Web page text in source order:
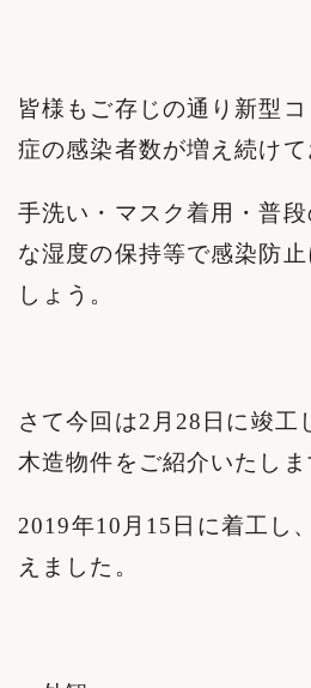
皆様もご存じの通り新型
症の感染者数が増え続けて
手洗い・マスク着用・普
な湿度の保持等で感染防
しょう。
さて今回は2月28日に竣工
木造物件をご紹介いたしま
2019年10月15日に着工し
えました。